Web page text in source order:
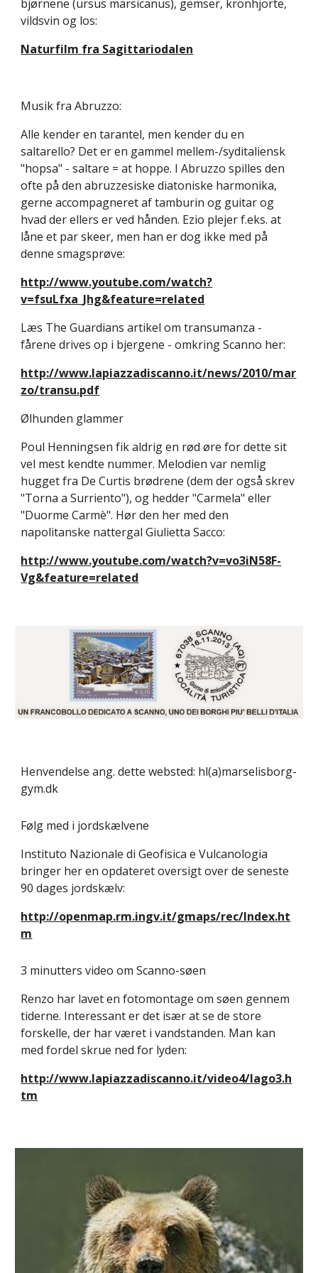
bjørnene (ursus marsicanus), gemser, kronhjorte,
vildsvin og los:
Naturfilm fra Sagittariodalen
Musik fra Abruzzo:
Alle kender en tarantel, men kender du en
saltarello? Det er en gammel mellem-/syditaliensk
"hopsa" - saltare = at hoppe. I Abruzzo spilles den
ofte på den abruzzesiske diatoniske harmonika,
gerne accompagneret af tamburin og guitar og
hvad der ellers er ved hånden. Ezio plejer f.eks. at
låne et par skeer, men han er dog ikke med på
denne smagsprøve:
http://www.youtube.com/watch?
v=fsuLfxa_Jhg&feature=related
Læs The Guardians artikel om transumanza -
fårene drives op i bjergene - omkring Scanno her:
http://www.lapiazzadiscanno.it/news/2010/mar
zo/transu.pdf
Ølhunden glammer
Poul Henningsen fik aldrig en rød øre for dette sit
vel mest kendte nummer. Melodien var nemlig
hugget fra De Curtis brødrene (dem der også skrev
"Torna a Surriento"), og hedder "Carmela" eller
"Duorme Carmè". Hør den her med den
napolitanske nattergal Giulietta Sacco:
http://www.youtube.com/watch?v=vo3iN58F-
Vg&feature=related
Henvendelse ang. dette websted: hl(a)marselisborg-
gym.dk
Følg med i jordskælvene
Instituto Nazionale di Geofisica e Vulcanologia
bringer her en opdateret oversigt over de seneste
90 dages jordskælv:
http://openmap.rm.ingv.it/gmaps/rec/Index.ht
m
3 minutters video om Scanno-søen
Renzo har lavet en fotomontage om søen gennem
tiderne. Interessant er det især at se de store
forskelle, der har været i vandstanden. Man kan
med fordel skrue ned for lyden:
http://www.lapiazzadiscanno.it/video4/lago3.h
tm